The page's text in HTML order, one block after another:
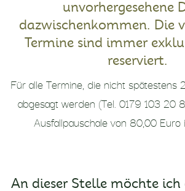
unvorhergesehene
dazwischenkommen. Die
Termine sind immer
reserviert.
Für alle Termine, die nicht spätestens
abgesagt werden (Tel. 0179 103 20
Ausfallpauschale von 80,00 Euro
An dieser Stelle möchte ich